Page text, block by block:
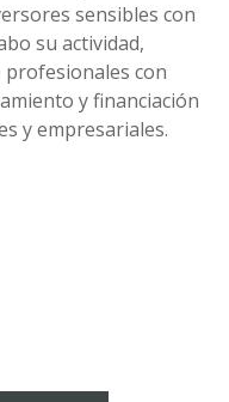
sensibles con
su actividad,
profesionales con
y financiación
y empresariales.